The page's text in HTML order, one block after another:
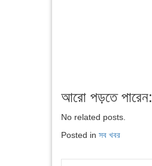
আরো পড়তে পারেন:
No related posts.
Posted in সব খবর